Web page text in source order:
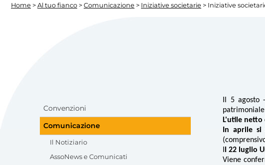
Home > Al tuo fianco > Comunicazione > Iniziative societarie > Iniziative
Convenzioni
Comunicazione
Il Notiziario
AssoNews e Comunicati
Il 5 agosto
L'utile netto
In aprile si
Il 22 luglio
Viene